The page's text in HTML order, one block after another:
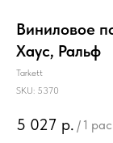
Виниловое
Хаус, Ральф
Tarkett
SKU: 5370
5 027 р. / 1